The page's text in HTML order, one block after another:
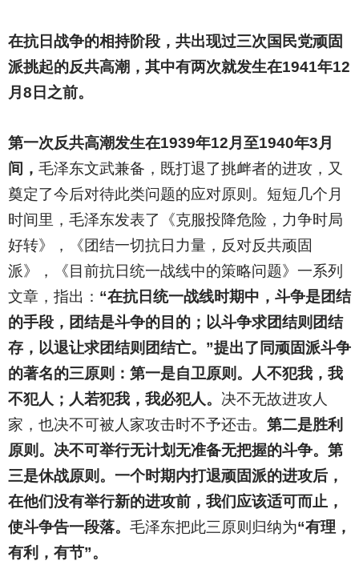
在抗日战争的相持阶段，共出现过三次国民党顽固
派挑起的反共高潮，其中有两次就发生在1941年12
月8日之前。
第一次反共高潮发生在1939年12月至1940年3月
间， 毛泽东文武兼备，既打退了挑衅者的进攻，又
奠定了今后对待此类问题的应对原则。短短几个月
时间里，毛泽东发表了《克服投降危险，力争时局
好转》，《团结一切抗日力量，反对反共顽固
派》，《目前抗日统一战线中的策略问题》一系列
文章，指出： “在抗日统一战线时期中，斗争是团结
的手段，团结是斗争的目的；以斗争求团结则团结
存，以退让求团结则团结亡。”提出了同顽固派斗争
的著名的三原则：第一是自卫原则。人不犯我，我
不犯人；人若犯我，我必犯人。 决不无故进攻人
家，也决不可被人家攻击时不予还击。 第二是胜利
原则。决不可举行无计划无准备无把握的斗争。第
三是休战原则。一个时期内打退顽固派的进攻后，
在他们没有举行新的进攻前，我们应该适可而止，
使斗争告一段落。 毛泽东把此三原则归纳为“有理，
有利，有节”。